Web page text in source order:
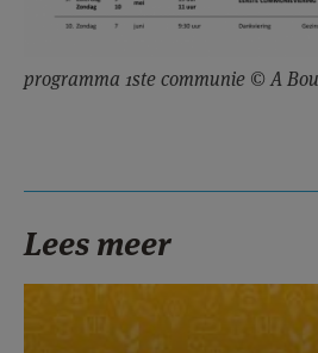
programma 1ste communie © A
Lees meer